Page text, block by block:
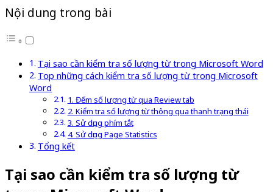
Nội dung trong bài
Tại sao cần kiểm tra số lượng từ trong Microsoft Word
Top những cách kiểm tra số lượng từ trong Microsoft
Word
1. Đếm số lượng từ qua Review tab
2. Kiểm tra số lượng từ thông qua thanh trạng thái
3. Sử dụng phím tắt
4. Sử dụng Page Statistics
Tổng kết
Tại sao cần kiểm tra số lượng từ